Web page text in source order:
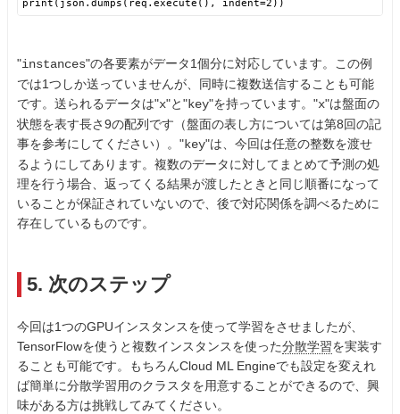
print(json.dumps(req.execute(), indent=2))
"instances"の各要素がデータ1個分に対応しています。この例
では1つしか送っていませんが、同時に複数送信することも可能
です。送られるデータは"x"と"key"を持っています。"x"は盤面の
状態を表す長さ9の配列です（盤面の表し方については第8回の記
事を参考にしてください）。"key"は、今回は任意の整数を渡せ
るようにしてあります。複数のデータに対してまとめて予測の処
理を行う場合、返ってくる結果が渡したときと同じ順番になって
いることが保証されていないので、後で対応関係を調べるために
存在しているものです。
5. 次のステップ
今回は1つのGPUインスタンスを使って学習をさせましたが、
TensorFlowを使うと複数インスタンスを使った分散学習を実装す
ることも可能です。もちろんCloud ML Engineでも設定を変えれ
ば簡単に分散学習用のクラスタを用意することができるので、興
味がある方は挑戦してみてください。